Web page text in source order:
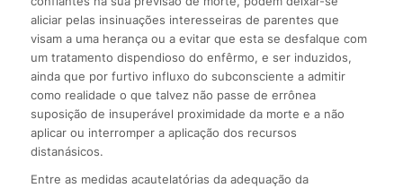
aliciar pelas insinuações interesseiras de parentes que
visam a uma herança ou a evitar que esta se desfalque com
um tratamento dispendioso do enfêrmo, e ser induzidos,
ainda que por furtivo influxo do subconsciente a admitir
como realidade o que talvez não passe de errônea
suposição de insuperável proximidade da morte e a não
aplicar ou interromper a aplicação dos recursos
distanásicos.
Entre as medidas acautelatórias da adequação da